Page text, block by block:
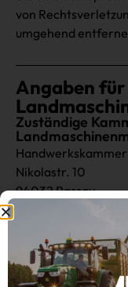
von
umgehend
Angaben
Zuständige
Nikolastr. 10
94032 Passau
Tel.: +49 851-5301-
Fax: +49 851
Website:http://